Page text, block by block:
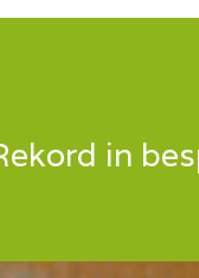
in